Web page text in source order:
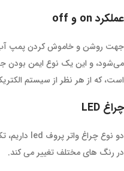
عملکرد on و off
جهت روشن و خاموش کردن پمپ آب
می‌شود، و این یک نوع ایمن بودن
است، که از هر نظر از سیستم
چراغ LED
در رنگ های مختلف تغییر می کند.